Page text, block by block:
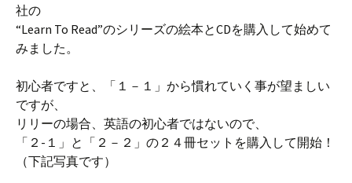
社の
“Learn To Read”のシリーズの絵本とCDを購入して始めて
みました。
初心者ですと、「１－１」から慣れていく事が望ましい
ですが、
リリーの場合、英語の初心者ではないので、
「２-１」と「２－２」の２４冊セットを購入して開始！
（下記写真です）